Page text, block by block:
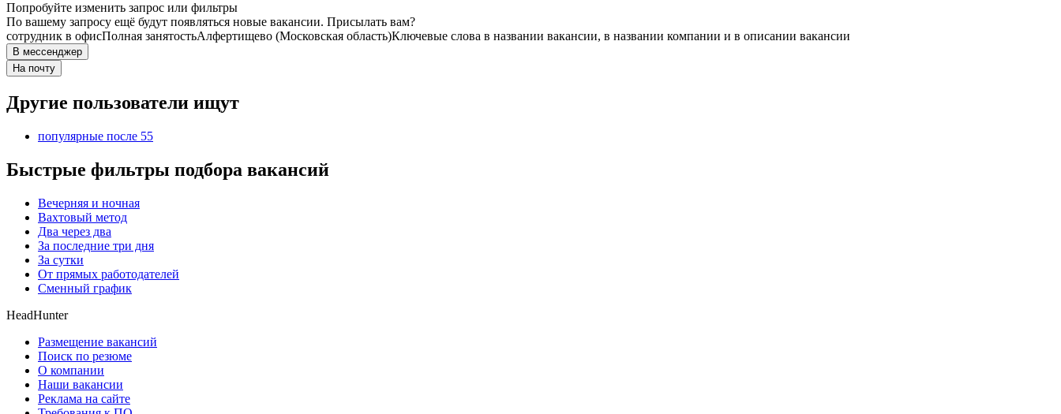
Попробуйте изменить запрос или фильтры
По вашему запросу ещё будут появляться новые вакансии. Присылать вам?
сотрудник в офисПолная занятостьАлфертищево (Московская область)Ключевые слова в названии вакансии, в названии компании и в описании вакансии
В мессенджер
На почту
Другие пользователи ищут
популярные после 55
Быстрые фильтры подбора вакансий
Вечерняя и ночная
Вахтовый метод
Два через два
За последние три дня
За сутки
От прямых работодателей
Сменный график
HeadHunter
Размещение вакансий
Поиск по резюме
О компании
Наши вакансии
Реклама на сайте